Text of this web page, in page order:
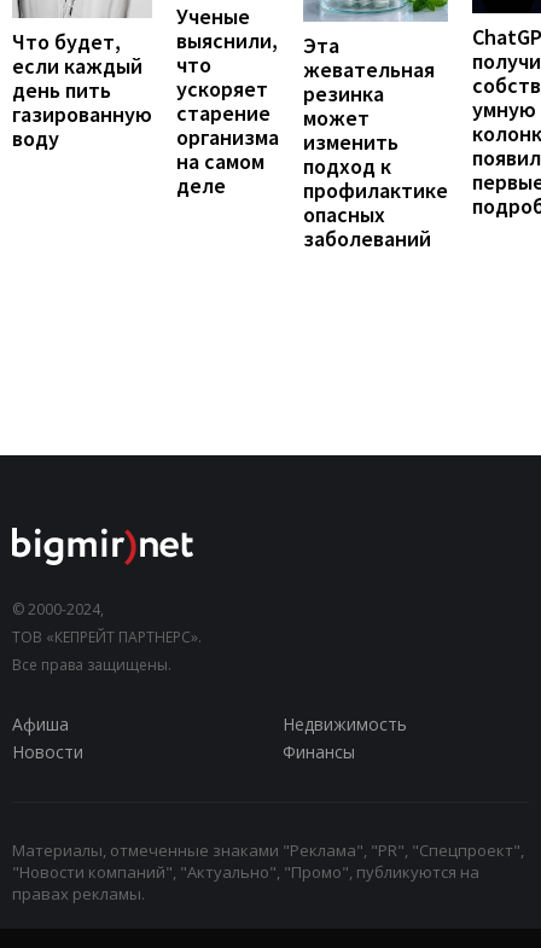
Что будет,
если каждый
день пить
газированную
воду
Ученые
выяснили,
что
ускоряет
старение
организма
на самом
деле
Эта
жевательная
резинка
может
изменить
подход к
профилактике
опасных
заболеваний
умную
© 2000-2024,
ТОВ «КЕПРЕЙТ ПАРТНЕРС».
Все права защищены.
Афиша
Недвижимость
Новости
Финансы
Материалы, отмеченные знаками "Реклама", "PR", "Спецпроект",
"Новости компаний", "Актуально", "Промо", публикуются на
правах рекламы.